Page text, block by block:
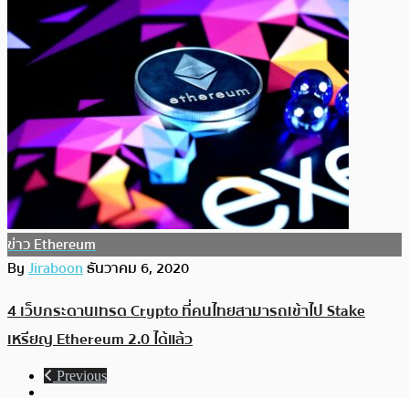
ข่าว Ethereum
ByJiraboonธันวาคม 6, 2020
4 เว็บกระดานเทรด Crypto ที่คนไทยสามารถเข้าไป Stake
เหรียญ Ethereum 2.0 ได้แล้ว
Previous